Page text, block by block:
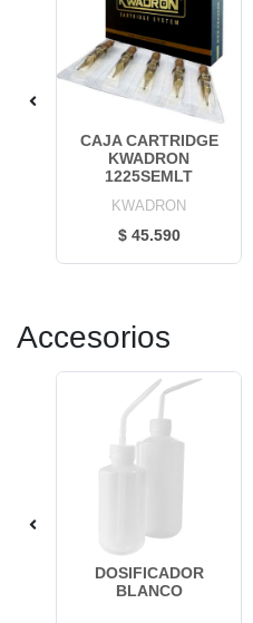
CAJA CARTRIDGE
KWADRON
1225SEMLT
KWADRON
$ 45.590
Accesorios
DOSIFICADOR
BLANCO